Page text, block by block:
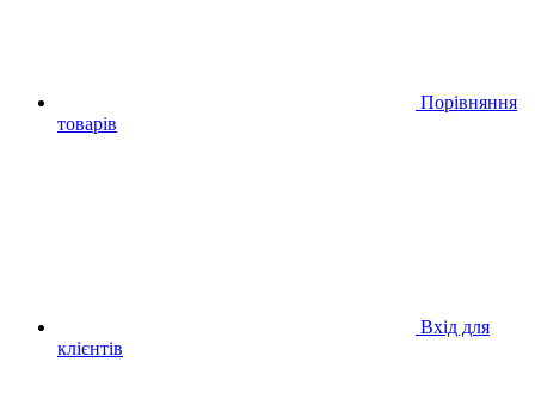
Порівняння
товарів
Вхід для
клієнтів